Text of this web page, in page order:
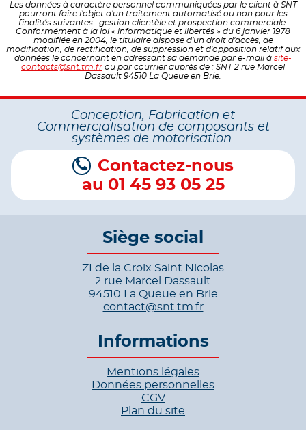
Les données à caractère personnel communiquées par le client à SNT
pourront faire l'objet d'un traitement automatisé ou non pour les
finalités suivantes : gestion clientèle et prospection commerciale.
Conformément à la loi « informatique et libertés » du 6 janvier 1978
modifiée en 2004, le titulaire dispose d'un droit d'accès, de
modification, de rectification, de suppression et d'opposition relatif aux
données le concernant en adressant sa demande par e-mail à site-
contacts@snt.tm.fr ou par courrier auprès de : SNT 2 rue Marcel
Dassault 94510 La Queue en Brie.
Conception, Fabrication et
Commercialisation de composants et
systèmes de motorisation.
Contactez-nous
au 01 45 93 05 25
Siège social
ZI de la Croix Saint Nicolas
2 rue Marcel Dassault
94510 La Queue en Brie
contact@snt.tm.fr
Informations
Mentions légales
Données personnelles
CGV
Plan du site